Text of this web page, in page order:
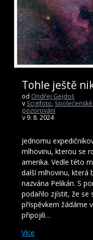
Tohle ještě
od Ondřej Gejdoš
v Scigifoto,
pozorování
v 9. 8. 2024
Jednomu
mlhovinu, kterou se
amerika. Vedle této
další mlhovinu, která
nazvána Pelikán. S
podařilo zjístit, že se
příspěvkem žádáme
připojili…
Více